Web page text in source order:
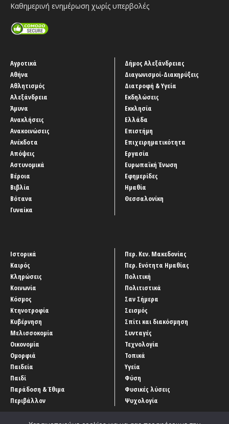
Καθημερινή ενημέρωση χωρίς υπερβολές
Αγροτικά
Αθήνα
Αθλητισμός
Αλεξάνδρεια
Άμυνα
Ανακλήσεις
Ανακοινώσεις
Ανέκδοτα
Απόψεις
Αστυνομικά
Βέροια
Βιβλία
Βότανα
Γυναίκα
Δήμος Αλεξάνδρειας
Διαγωνισμοί-Διακηρύξεις
Διατροφή & Υγεία
Εκδηλώσεις
Εκκλησία
Ελλάδα
Επιστήμη
Επιχειρηματικότητα
Εργασία
Ευρωπαϊκή Ένωση
Εφημερίδες
Ημαθία
Θεσσαλονίκη
Ιστορικά
Καιρός
Κληρώσεις
Κοινωνία
Κόσμος
Κτηνοτροφία
Κυβέρνηση
Μελισσοκομία
Οικονομία
Ομορφιά
Παιδεία
Παιδί
Παράδοση & Έθιμα
Περιβάλλον
Περ. Κεν. Μακεδονίας
Περ. Ενότητα Ημαθίας
Πολιτική
Πολιτιστικά
Σαν Σήμερα
Σεισμός
Σπίτι και διακόσμηση
Συνταγές
Τεχνολογία
Τοπικά
Υγεία
Φύση
Φυσικές λύσεις
Ψυχολογία